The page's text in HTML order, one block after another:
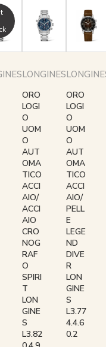
LONGINES
ORO
LOGI
O
UOM
O
AUT
OMA
TICO
ACCI
AIO/
ACCI
AIO
CRO
NOG
RAF
O
SPIRI
T
LON
GINE
S
L3.82
ORO
LOGI
O
UOM
O
AUT
OMA
TICO
ACCI
AIO/
PELL
E
LEGE
ND
DIVE
R
LON
GINE
S
L3.77
4.4.6
0.2